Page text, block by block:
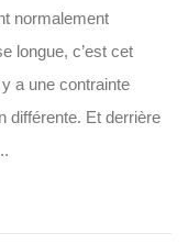
normalement
longue, c’est cet
a une contrainte
différente. Et derrière